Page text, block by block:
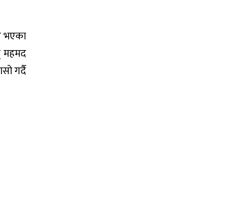
भएका
महमद
गर्दै